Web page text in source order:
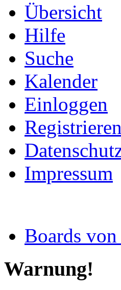
Übersicht
Hilfe
Suche
Kalender
Einloggen
Registrieren
Impressum
Boards
Warnung!